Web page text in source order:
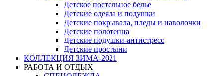
Детское постельное белье
Детские одеяла и подушки
Детские покрывала, пледы и наволочки
Детские полотенца
Детские подушки-антистресс
Детские простыни
КОЛЛЕКЦИЯ ЗИМА-2021
РАБОТА И ОТДЫХ